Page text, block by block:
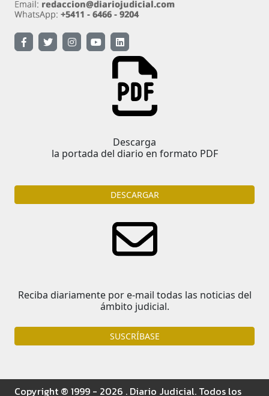
Descarga
la portada del diario en formato PDF
DESCARGAR
Reciba diariamente por e-mail todas las noticias del
ámbito judicial.
SUSCRÍBASE
Copyright ® 1999 - 2026 . Diario Judicial. Todos los